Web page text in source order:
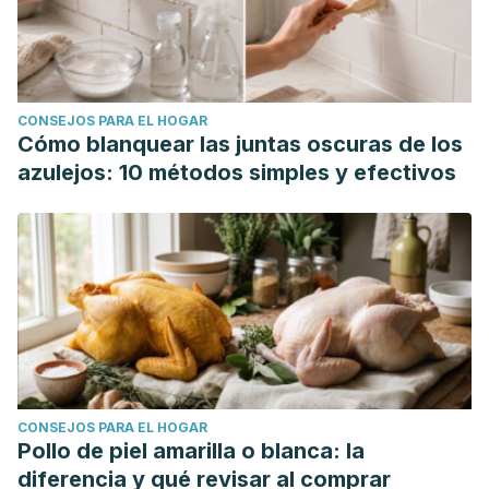
CONSEJOS PARA EL HOGAR
Cómo blanquear las juntas oscuras de los
azulejos: 10 métodos simples y efectivos
CONSEJOS PARA EL HOGAR
Pollo de piel amarilla o blanca: la
diferencia y qué revisar al comprar